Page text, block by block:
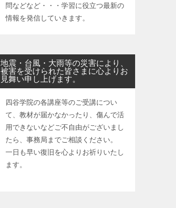
問などなど・・・学習に役立つ最新の
情報を発信していきます。
地震・台風・大雨等の災害により、
被害を受けられた皆さまに心よりお
見舞い申し上げます。
四谷学院の各講座等のご受講につい
て、教材が届かなかったり、傷んで活
用できないなどご不自由がございまし
たら、事務局までご相談ください。
一日も早い復旧を心よりお祈りいたし
ます。